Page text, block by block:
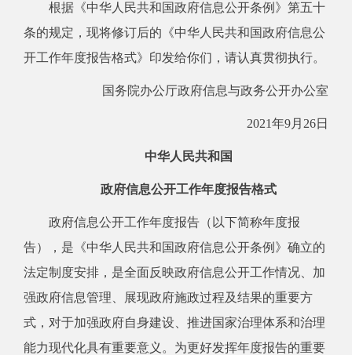
根据《中华人民共和国政府信息公开条例》第五十
条的规定，现将修订后的《中华人民共和国政府信息公
开工作年度报告格式》印发给你们，请认真贯彻执行。
国务院办公厅政府信息与政务公开办公室
2021年9月26日
中华人民共和国
政府信息公开工作年度报告格式
政府信息公开工作年度报告（以下简称年度报
告），是《中华人民共和国政府信息公开条例》确立的
法定制度安排，是全面反映政府信息公开工作情况、加
强政府信息管理、展现政府施政过程及结果的重要方
式，对于加强政府自身建设、推进国家治理体系和治理
能力现代化具有重要意义。为更好发挥年度报告的重要